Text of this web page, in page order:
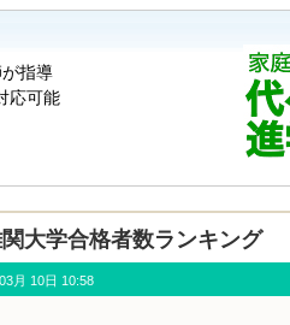
大学合格者数ランキング
月 10日 10:58